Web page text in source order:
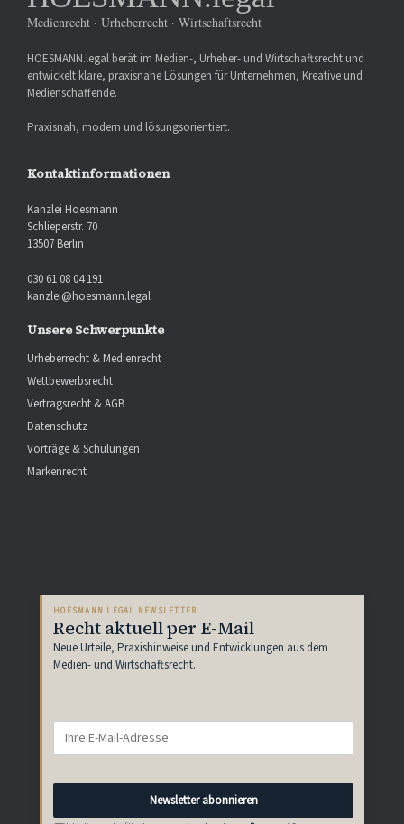
Medienrecht · Urheberrecht · Wirtschaftsrecht
HOESMANN.legal berät im Medien-, Urheber- und Wirtschaftsrecht und
entwickelt klare, praxisnahe Lösungen für Unternehmen, Kreative und
Medienschaffende.
Praxisnah, modern und lösungsorientiert.
Kontaktinformationen
Kanzlei Hoesmann
Schlieperstr. 70
13507 Berlin
030 61 08 04 191
kanzlei@hoesmann.legal
Unsere Schwerpunkte
Urheberrecht & Medienrecht
Wettbewerbsrecht
Vertragsrecht & AGB
Datenschutz
Vorträge & Schulungen
Markenrecht
HOESMANN.LEGAL NEWSLETTER
Recht aktuell per E-Mail
Neue Urteile, Praxishinweise und Entwicklungen aus dem
Medien- und Wirtschaftsrecht.
Newsletter abonnieren